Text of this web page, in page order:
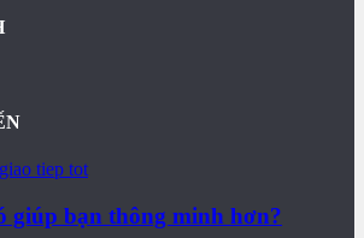
giúp bạn thông minh hơn?